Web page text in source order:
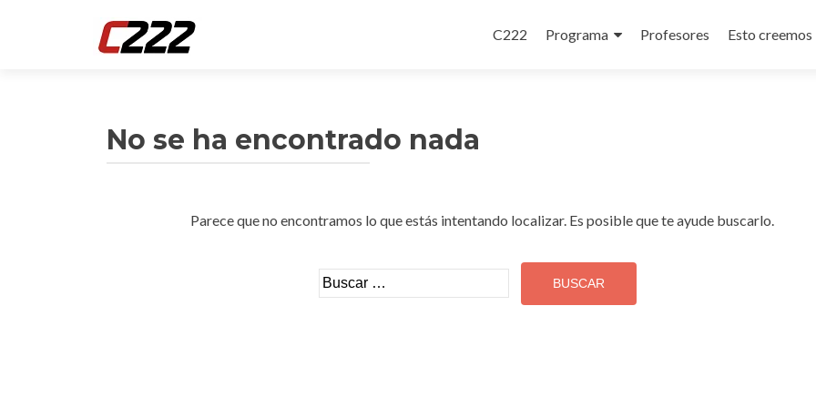
al
C222 Programa Profesores Esto creemos
No se ha encontrado nada
Parece que no encontramos lo que estás intentando localizar. Es posible que te ayude buscarlo.
Buscar: